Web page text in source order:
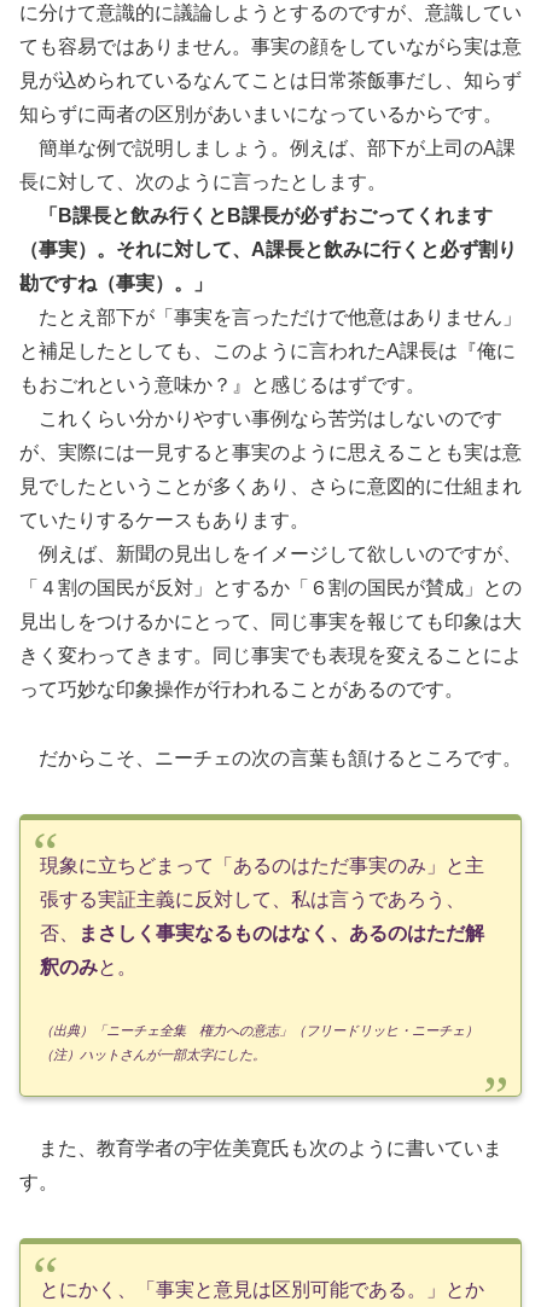
に分けて意識的に議論しようとするのですが、意識してい
ても容易ではありません。事実の顔をしていながら実は意
見が込められているなんてことは日常茶飯事だし、知らず
知らずに両者の区別があいまいになっているからです。
簡単な例で説明しましょう。例えば、部下が上司のA課
長に対して、次のように言ったとします。
「B課長と飲み行くとB課長が必ずおごってくれます
（事実）。それに対して、A課長と飲みに行くと必ず割り
勘ですね（事実）。」
たとえ部下が「事実を言っただけで他意はありません」
と補足したとしても、このように言われたA課長は『俺に
もおごれという意味か？』と感じるはずです。
これくらい分かりやすい事例なら苦労はしないのです
が、実際には一見すると事実のように思えることも実は意
見でしたということが多くあり、さらに意図的に仕組まれ
ていたりするケースもあります。
例えば、新聞の見出しをイメージして欲しいのですが、
「４割の国民が反対」とするか「６割の国民が賛成」との
見出しをつけるかにとって、同じ事実を報じても印象は大
きく変わってきます。同じ事実でも表現を変えることによ
って巧妙な印象操作が行われることがあるのです。
だからこそ、ニーチェの次の言葉も頷けるところです。
現象に立ちどまって「あるのはただ事実のみ」と主
張する実証主義に反対して、私は言うであろう、
否、
まさしく事実なるものはなく、あるのはただ解
釈のみと。
（出典）「ニーチェ全集 権力への意志」（フリードリッヒ・ニーチェ）
（注）ハットさんが一部太字にした。
また、教育学者の宇佐美寛氏も次のように書いていま
す。
とにかく、「事実と意見は区別可能である。」とか